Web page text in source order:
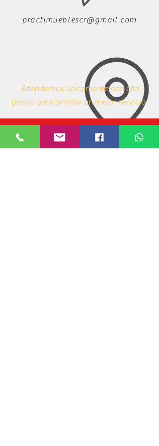
practimueblescr@gmail.com
Atendemos únicamente con cita
previa para brindar un mejor servicio.